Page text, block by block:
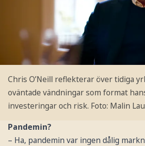
Chris O’Neill reflekterar över tidiga
oväntade vändningar som format
investeringar och risk. Foto: Malin
Pandemin?
– Ha, pandemin var ingen dålig